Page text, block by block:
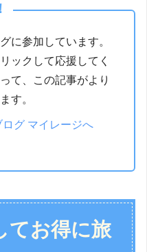
に参加しています。
ックして応援してく
て、この記事がより
す。
てお得に旅